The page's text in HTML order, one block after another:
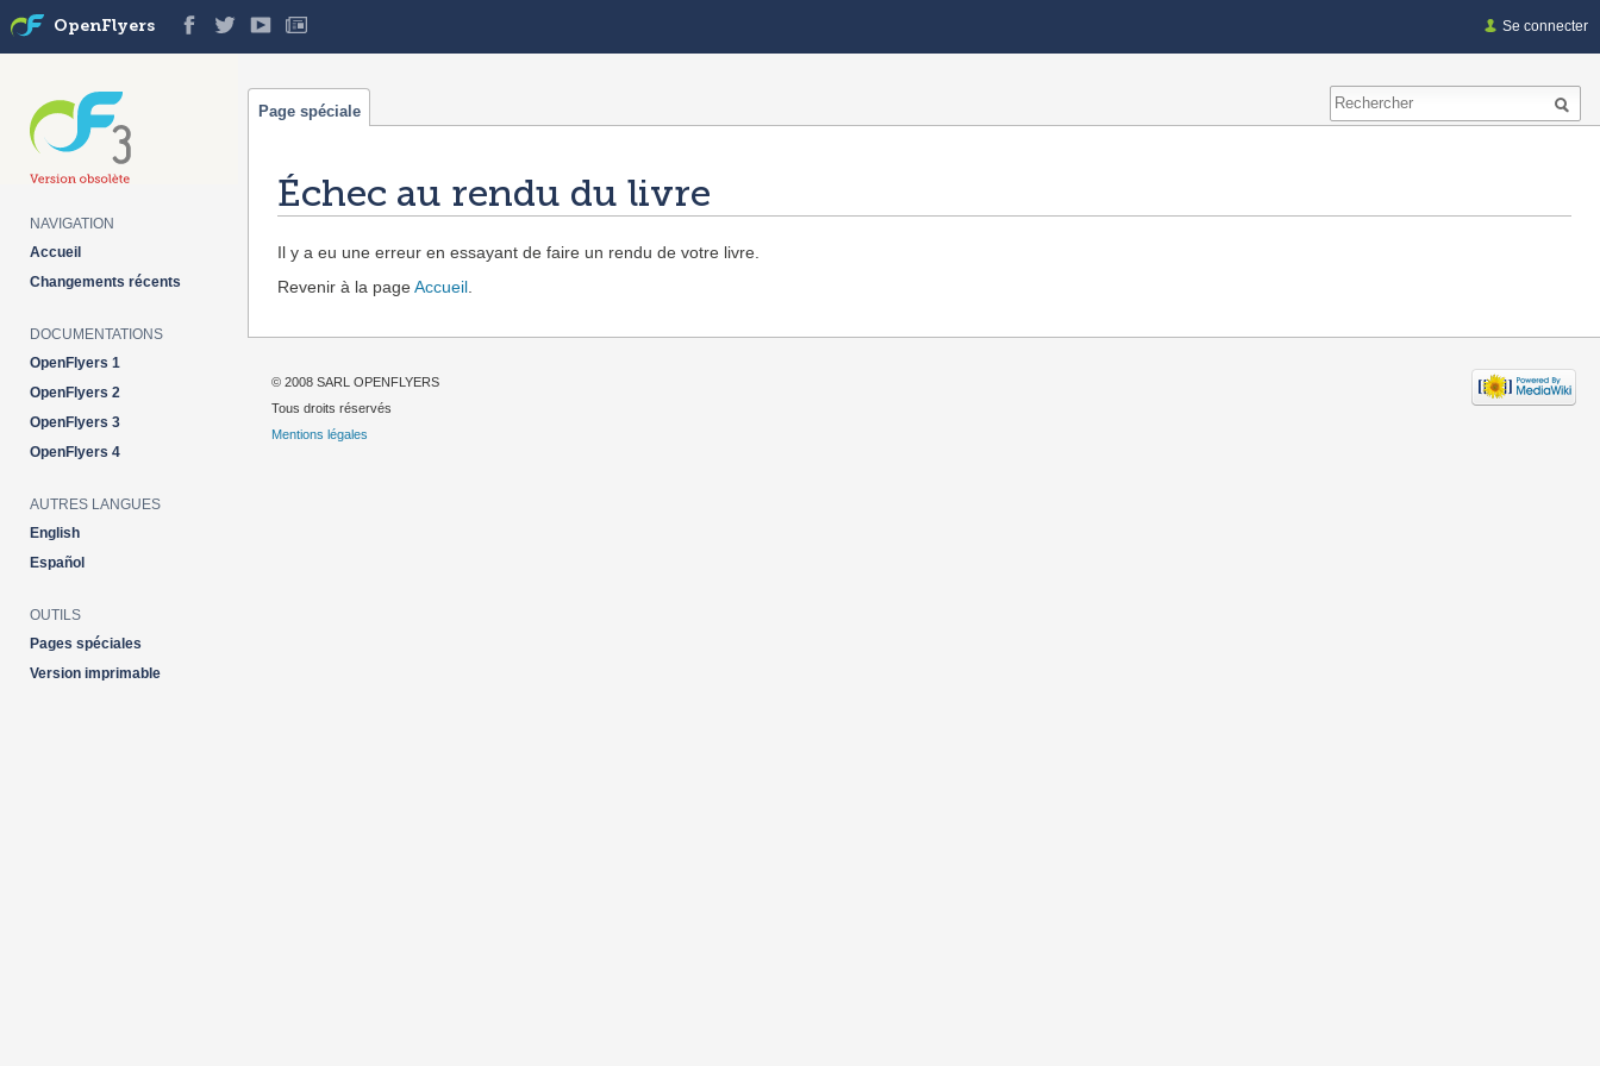
Échec au rendu du livre
Il y a eu une erreur en essayant de faire un rendu de votre livre.
Revenir à la pageAccueil
Se connecter
Page spéciale
OpenFlyers
NAVIGATION
Accueil
Changements récents
DOCUMENTATIONS
OpenFlyers 1
OpenFlyers 2
OpenFlyers 3
OpenFlyers 4
AUTRES LANGUES
English
Español
OUTILS
Pages spéciales
Version imprimable
© 2008 SARL OPENFLYERS
Tous droits réservés
Mentions légales